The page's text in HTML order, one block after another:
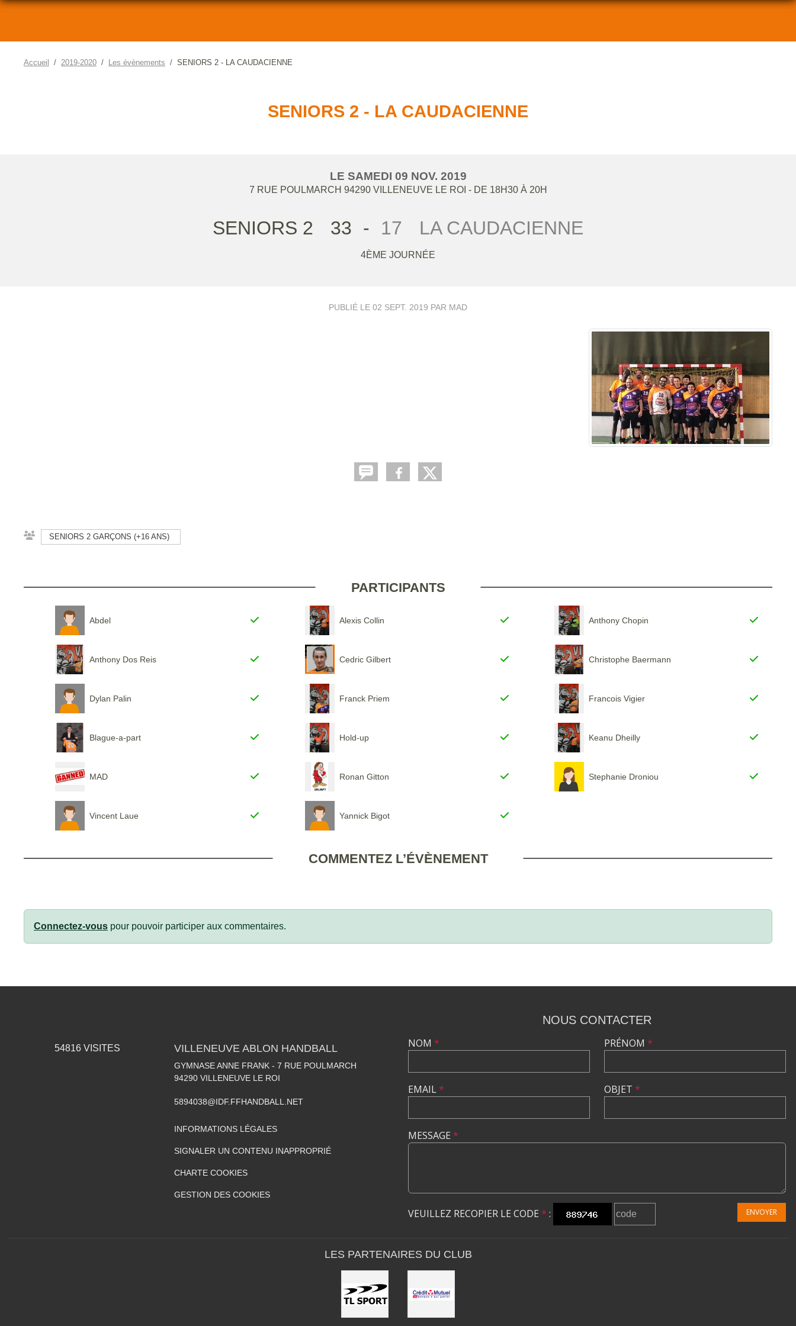
Accueil 2019-2020 Les évènements SENIORS 2 - LA CAUDACIENNE
SENIORS 2 - LA CAUDACIENNE
LE SAMEDI 09 NOV. 2019
7 RUE POULMARCH 94290 VILLENEUVE LE ROI - DE 18H30 À 20H
SENIORS 2 33 - 17 LA CAUDACIENNE
4ÈME JOURNÉE
PUBLIÉ LE 02 SEPT. 2019 PAR MAD
SENIORS 2 GARÇONS (+16 ANS)
PARTICIPANTS
Abdel Alexis Collin Anthony Chopin
Anthony Dos Reis Cedric Gilbert Christophe Baermann
Dylan Palin Franck Priem Francois Vigier
Blague-a-part Hold-up Keanu Dheilly
MAD Ronan Gitton Stephanie Droniou
Vincent Laue Yannick Bigot
COMMENTEZ L’ÉVÈNEMENT
Connectez-vous pour pouvoir participer aux commentaires.
54816VISITES VILLENEUVE ABLON HANDBALL
GYMNASE ANNE FRANK - 7 RUE POULMARCH
94290 VILLENEUVE LE ROI
5894038@IDF.FFHANDBALL.NET
INFORMATIONS LÉGALES
SIGNALER UN CONTENU INAPPROPRIÉ
CHARTE COOKIES
GESTION DES COOKIES
NOUS CONTACTER
NOM *
EMAIL*
PRÉNOM *
OBJET *
MESSAGE *
VEUILLEZ RECOPIER LE CODE * : ENVOYER
LES PARTENAIRES DU CLUB